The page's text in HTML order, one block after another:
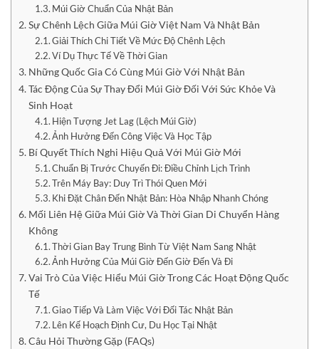
Múi Giờ Chuẩn Của Nhật Bản
Sự Chênh Lệch Giữa Múi Giờ Việt Nam Và Nhật Bản
Giải Thích Chi Tiết Về Mức Độ Chênh Lệch
Ví Dụ Thực Tế Về Thời Gian
Những Quốc Gia Có Cùng Múi Giờ Với Nhật Bản
Tác Động Của Sự Thay Đổi Múi Giờ Đối Với Sức Khỏe Và
Sinh Hoạt
Hiện Tượng Jet Lag (Lệch Múi Giờ)
Ảnh Hưởng Đến Công Việc Và Học Tập
Bí Quyết Thích Nghi Hiệu Quả Với Múi Giờ Mới
Chuẩn Bị Trước Chuyến Đi: Điều Chỉnh Lịch Trình
Trên Máy Bay: Duy Trì Thói Quen Mới
Khi Đặt Chân Đến Nhật Bản: Hòa Nhập Nhanh Chóng
Mối Liên Hệ Giữa Múi Giờ Và Thời Gian Di Chuyển Hàng
Không
Thời Gian Bay Trung Bình Từ Việt Nam Sang Nhật
Ảnh Hưởng Của Múi Giờ Đến Giờ Đến Và Đi
Vai Trò Của Việc Hiểu Múi Giờ Trong Các Hoạt Động Quốc
Tế
Giao Tiếp Và Làm Việc Với Đối Tác Nhật Bản
Lên Kế Hoạch Định Cư, Du Học Tại Nhật
Câu Hỏi Thường Gặp (FAQs)